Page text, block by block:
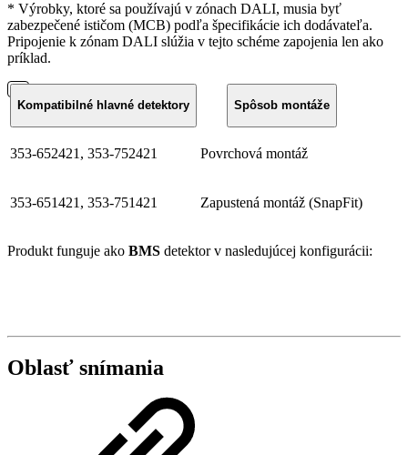
* Výrobky, ktoré sa používajú v zónach DALI, musia byť
zabezpečené ističom (MCB) podľa špecifikácie ich dodávateľa.
Pripojenie k zónam DALI slúžia v tejto schéme zapojenia len ako
príklad.
Kompatibilné hlavné detektory Spôsob montáže
353-652421, 353-752421 Povrchová montáž
353-651421, 353-751421 Zapustená montáž (SnapFit)
Produkt funguje ako BMS detektor v nasledujúcej konfigurácii:
Oblasť snímania